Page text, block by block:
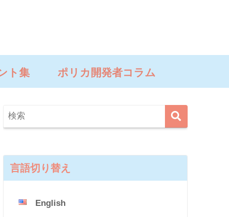
ト集 ポリカ開発者コラム
言語切り替え
English